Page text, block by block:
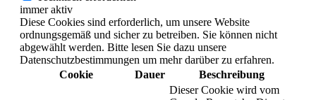
immer aktiv
Diese Cookies sind erforderlich, um unsere Website
ordnungsgemäß und sicher zu betreiben. Sie können nicht
abgewählt werden. Bitte lesen Sie dazu unsere
Datenschutzbestimmungen um mehr darüber zu erfahren.
Cookie
Dauer Beschreibung
Dieser Cookie wird vom